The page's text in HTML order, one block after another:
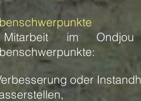
im Ondjou
oder